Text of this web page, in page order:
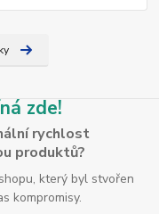
zde!
rychlost
produktů?
který byl stvořen
kompromisy.